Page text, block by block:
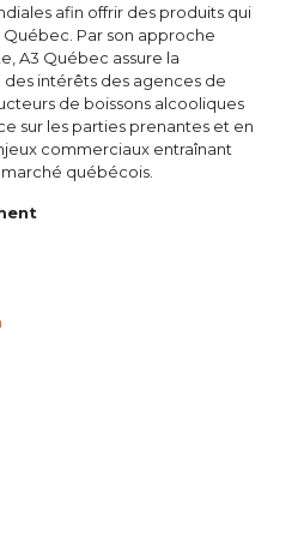
afin offrir des produits qui
Par son approche
A3 Québec assure la
intérêts des agences de
de boissons alcooliques
sur les parties prenantes et en
commerciaux entraînant
québécois.